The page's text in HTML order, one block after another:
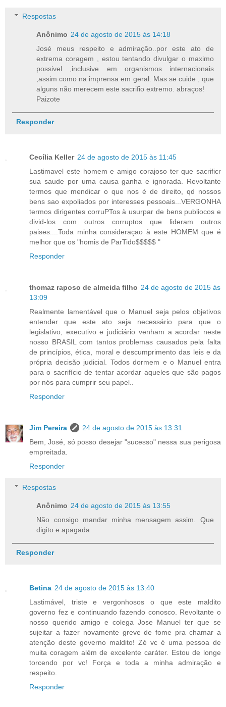
Respostas
Anônimo 24 de agosto de 2015 às 14:18
José meus respeito e admiração..por este ato de
extrema coragem , estou tentando divulgar o maximo
possivel ,inclusive em organismos internacionais
,assim como na imprensa em geral. Mas se cuide , que
alguns não merecem este sacrifio extremo. abraços!
Paizote
Responder
Cecília Keller 24 de agosto de 2015 às 11:45
Lastimavel este homem e amigo corajoso ter que sacrificr
sua saude por uma causa ganha e ignorada. Revoltante
termos que mendicar o que nos é de direito, qd nossos
bens sao expoliados por interesses pessoais...VERGONHA
termos dirigentes corruPTos à usurpar de bens publiocos e
divid-los com outros corruptos que lideram outros
paises....Toda minha consideraçao à este HOMEM que é
melhor que os "homis de ParTido$$$$$ "
Responder
thomaz raposo de almeida filho 24 de agosto de 2015 às
13:09
Realmente lamentável que o Manuel seja pelos objetivos
entender que este ato seja necessário para que o
legislativo, executivo e judiciário venham a acordar neste
nosso BRASIL com tantos problemas causados pela falta
de princípios, ética, moral e descumprimento das leis e da
própria decisão judicial. Todos dormem e o Manuel entra
para o sacrifício de tentar acordar aqueles que são pagos
por nós para cumprir seu papel..
Responder
Jim Pereira
24 de agosto de 2015 às 13:31
Bem, José, só posso desejar "sucesso" nessa sua perigosa
empreitada.
Responder
Respostas
Anônimo 24 de agosto de 2015 às 13:55
Não consigo mandar minha mensagem assim. Que
digito e apagada
Responder
Betina 24 de agosto de 2015 às 13:40
Lastimável, triste e vergonhosos o que este maldito
governo fez e continuando fazendo conosco. Revoltante o
nosso querido amigo e colega Jose Manuel ter que se
sujeitar a fazer novamente greve de fome pra chamar a
atenção deste governo maldito! Zé vc é uma pessoa de
muita coragem além de excelente caráter. Estou de longe
torcendo por vc! Força e toda a minha admiração e
respeito.
Responder